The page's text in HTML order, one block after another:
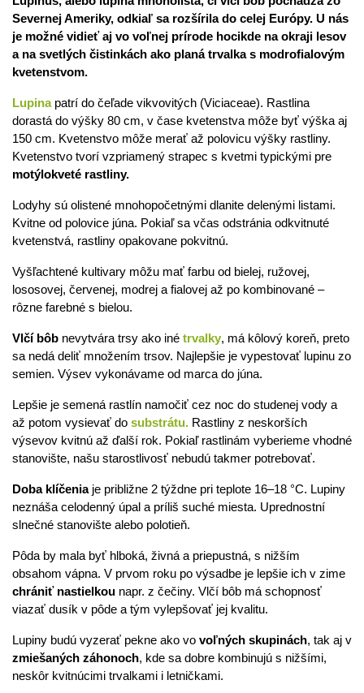
Severnej Ameriky, odkiaľ sa rozšírila do celej Európy. U nás
je možné vidieť aj vo voľnej prírode hocikde na okraji lesov
a na svetlých čistinkách ako planá trvalka s modrofialovým
kvetenstvom.
Lupinapatrí do čeľade vikvovitých (Viciaceae). Rastlina
dorastá do výšky 80 cm, v čase kvetenstva môže byť výška aj
150 cm. Kvetenstvo môže merať až polovicu výšky rastliny.
Kvetenstvo tvorí vzpriamený strapec s kvetmi typickými pre
motýlokveté rastliny.
Lodyhy sú olistené mnohopočetnými dlanite delenými listami.
Kvitne od polovice júna. Pokiaľ sa včas odstránia odkvitnuté
kvetenstvá, rastliny opakovane pokvitnú.
Vyšľachtené kultivary môžu mať farbu od bielej, ružovej,
lososovej, červenej, modrej a fialovej až po kombinované –
rôzne farebné s bielou.
Vlčí bôb nevytvára trsy ako iné trvalky, má kôlový koreň, preto
sa nedá deliť množením trsov. Najlepšie je vypestovať lupinu zo
semien. Výsev vykonávame od marca do júna.
Lepšie je semená rastlín namočiť cez noc do studenej vody a
až potom vysievať do substrátu. Rastliny z neskorších
výsevov kvitnú až ďalší rok. Pokiaľ rastlinám vyberieme vhodné
stanovište, našu starostlivosť nebudú takmer potrebovať.
Doba klíčeniaje približne 2 týždne pri teplote 16–18 °C. Lupiny
neznáša celodenný úpal a príliš suché miesta. Uprednostní
slnečné stanovište alebo polotieň.
Pôda by mala byť hlboká, živná a priepustná, s nižším
obsahom vápna. V prvom roku po výsadbe je lepšie ich v zime
chrániť nastielkou napr. z čečiny. Vlčí bôb má schopnosť
viazať dusík v pôde a tým vylepšovať jej kvalitu.
Lupiny budú vyzerať pekne ako vo voľných skupinách, tak aj v
zmiešaných záhonoch, kde sa dobre kombinujú s nižšími,
neskôr kvitnúcimi trvalkami i letničkami.